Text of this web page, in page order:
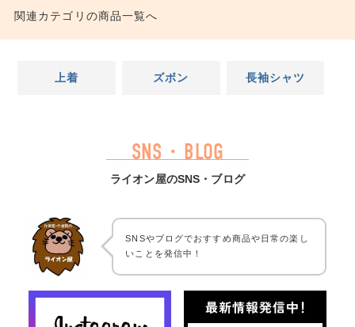
関連カテゴリの商品一覧へ
上着 ズボン 長袖シャツ
SNS・BLOG
ライオン屋のSNS・ブログ
SNSやブログでおすすめ商品や日常の楽し
いことを発信中！